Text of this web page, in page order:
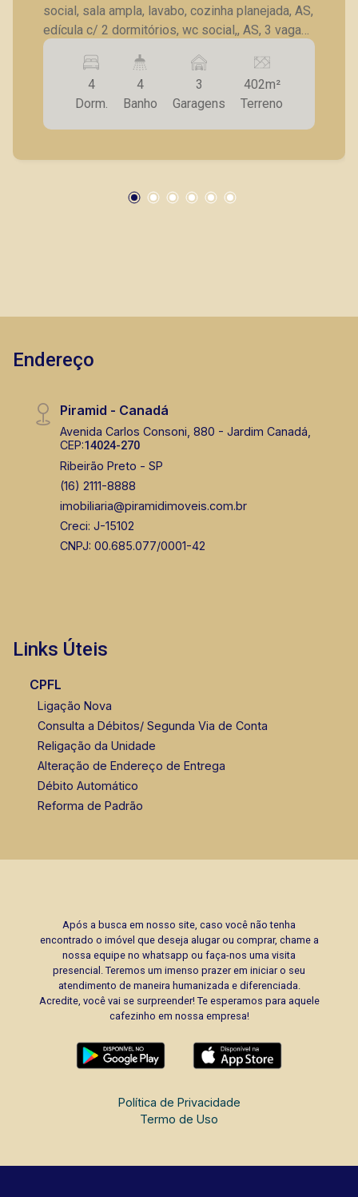
social, sala ampla, lavabo, cozinha planejada, AS,
edícula c/ 2 dormitórios, wc social,, AS, 3 vagas
de garagem.
4
Dorm.
4
Banho
3
Garagens
402m²
Terreno
Endereço
Piramid - Canadá
Avenida Carlos Consoni, 880 - Jardim Canadá,
CEP:14024-270
Ribeirão Preto - SP
(16) 2111-8888
imobiliaria@piramidimoveis.com.br
Creci: J-15102
CNPJ: 00.685.077/0001-42
Links Úteis
CPFL
Ligação Nova
Consulta a Débitos/ Segunda Via de Conta
Religação da Unidade
Alteração de Endereço de Entrega
Débito Automático
Reforma de Padrão
Após a busca em nosso site, caso você não tenha
encontrado o imóvel que deseja alugar ou comprar, chame a
nossa equipe no whatsapp ou faça-nos uma visita
presencial. Teremos um imenso prazer em iniciar o seu
atendimento de maneira humanizada e diferenciada.
Acredite, você vai se surpreender! Te esperamos para aquele
cafezinho em nossa empresa!
Política de Privacidade
Termo de Uso